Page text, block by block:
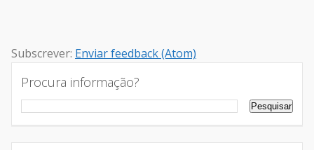
Subscrever: Enviar feedback (Atom)
Procura informação?